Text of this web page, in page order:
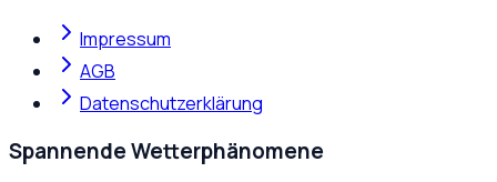
Impressum
AGB
Datenschutzerklärung
Spannende Wetterphänomene